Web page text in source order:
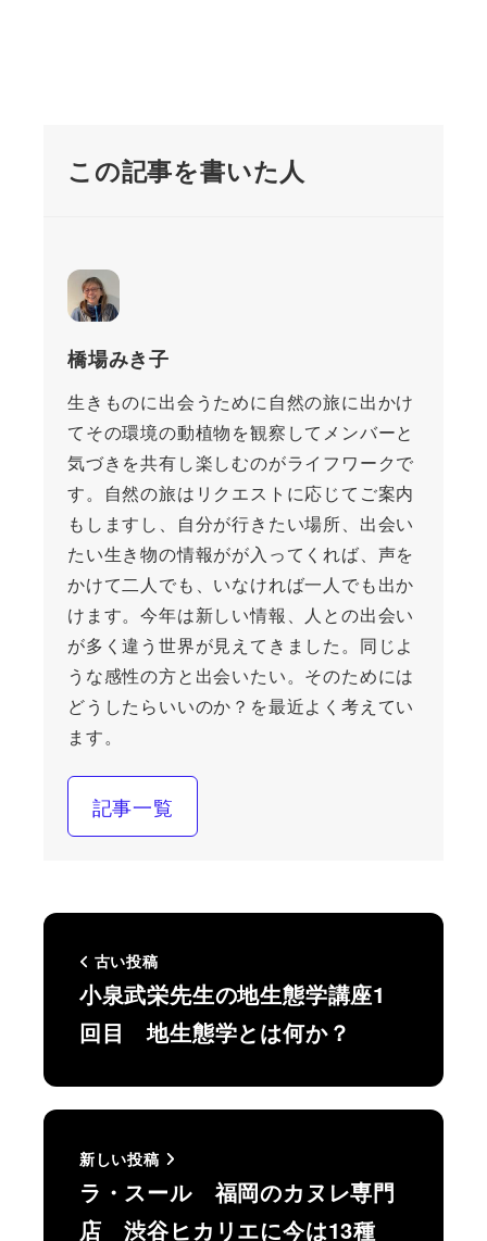
この記事を書いた人
橋場みき子
生きものに出会うために自然の旅に出かけ
てその環境の動植物を観察してメンバーと
気づきを共有し楽しむのがライフワークで
す。自然の旅はリクエストに応じてご案内
もしますし、自分が行きたい場所、出会い
たい生き物の情報がが入ってくれば、声を
かけて二人でも、いなければ一人でも出か
けます。今年は新しい情報、人との出会い
が多く違う世界が見えてきました。同じよ
うな感性の方と出会いたい。そのためには
どうしたらいいのか？を最近よく考えてい
ます。
記事一覧
古い投稿
小泉武栄先生の地生態学講座1
回目 地生態学とは何か？
新しい投稿
ラ・スール 福岡のカヌレ専門
店 渋谷ヒカリエに今は13種